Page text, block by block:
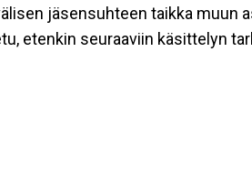
jäsensuhteen taikka muun
etenkin seuraaviin käsittelyn